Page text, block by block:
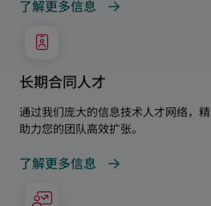
了解更多信息
长期合同人才
通过我们庞大的信息技术人才网络，
助力您的团队高效扩张。
了解更多信息